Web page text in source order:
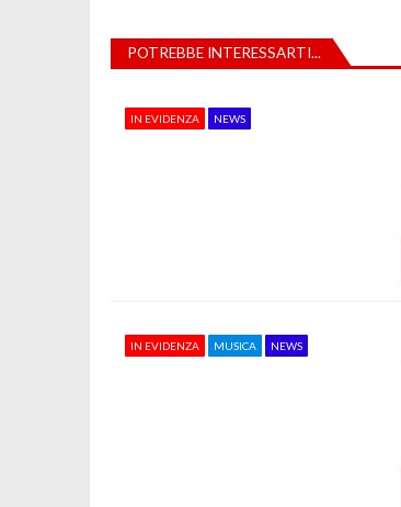
v
i
g
o
POTREBBE INTERESSARTI...
IN EVIDENZA NEWS
IN EVIDENZA MUSICA NEWS